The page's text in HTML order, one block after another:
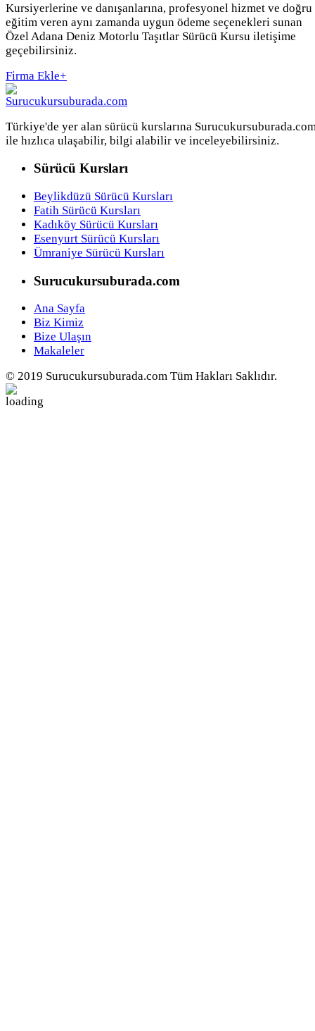
Kursiyerlerine ve danışanlarına, profesyonel hizmet ve doğru
eğitim veren aynı zamanda uygun ödeme seçenekleri sunan
Özel Adana Deniz Motorlu Taşıtlar Sürücü Kursu iletişime
geçebilirsiniz.
Firma Ekle+
Türkiye'de yer alan sürücü kurslarına
ile hızlıca ulaşabilir, bilgi alabilir ve inceleyebilirsiniz.
Sürücü Kursları
Beylikdüzü Sürücü Kursları
Fatih Sürücü Kursları
Kadıköy Sürücü Kursları
Esenyurt Sürücü Kursları
Ümraniye Sürücü Kursları
Surucukursuburada.com
Ana Sayfa
Biz Kimiz
Bize Ulaşın
Makaleler
© 2019 Surucukursuburada.com Tüm Hakları Saklıdır.